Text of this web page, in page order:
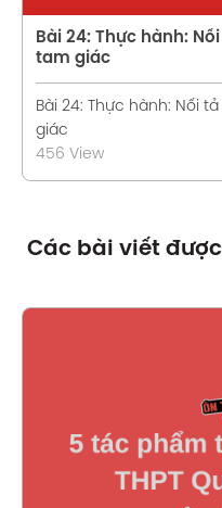
Bài 24: Thực hành:
tam giác
Bài 24: Thực hành: Nối
giác
456 View
Các bài viết